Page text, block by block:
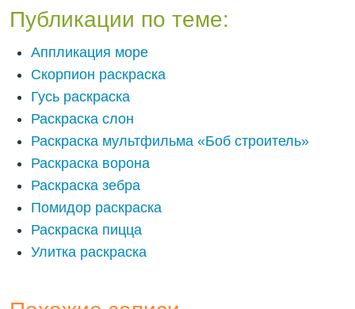
Публикации по теме:
Аппликация море
Скорпион раскраска
Гусь раскраска
Раскраска слон
Раскраска мультфильма «Боб строитель»
Раскраска ворона
Раскраска зебра
Помидор раскраска
Раскраска пицца
Улитка раскраска